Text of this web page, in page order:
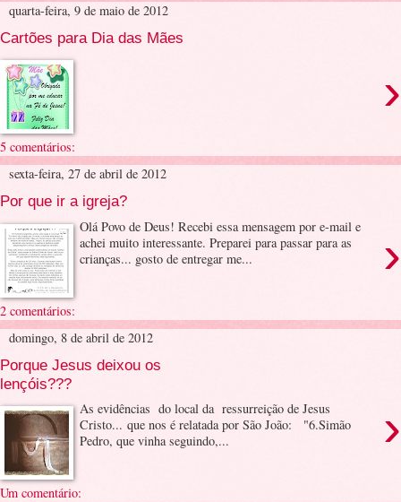
quarta-feira, 9 de maio de 2012
Cartões para Dia das Mães
›
5 comentários:
sexta-feira, 27 de abril de 2012
Por que ir a igreja?
›
Olá Povo de Deus! Recebi essa mensagem por e-mail e
achei muito interessante. Preparei para passar para as
crianças... gosto de entregar me...
2 comentários:
domingo, 8 de abril de 2012
Porque Jesus deixou os
lençóis???
›
As evidências do local da ressurreição de Jesus
Cristo... que nos é relatada por São João: "6.Simão
Pedro, que vinha seguindo,...
Um comentário: